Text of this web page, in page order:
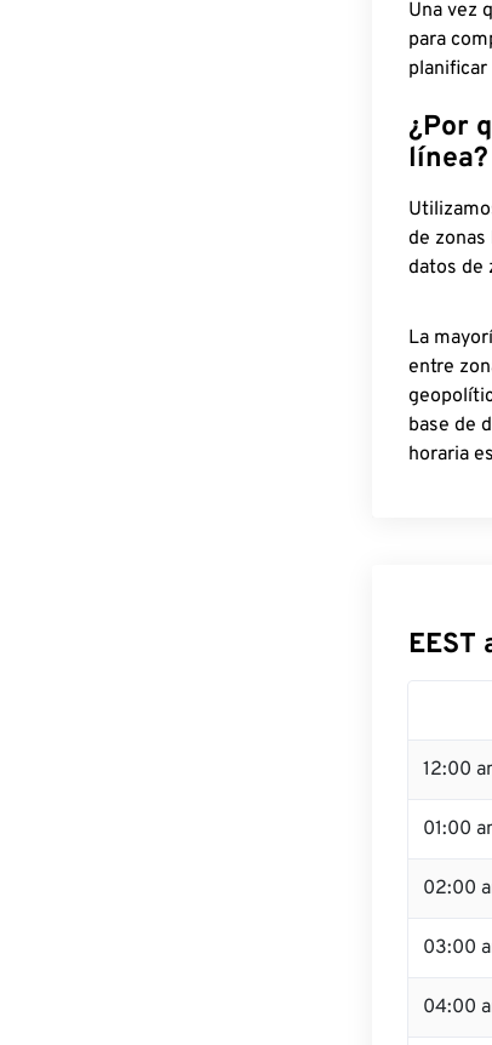
Una vez
para
¿Por
línea?
de
datos de
La
entre
base de
horaria
EEST
12:00
01:00
02:00
03:00
04:00